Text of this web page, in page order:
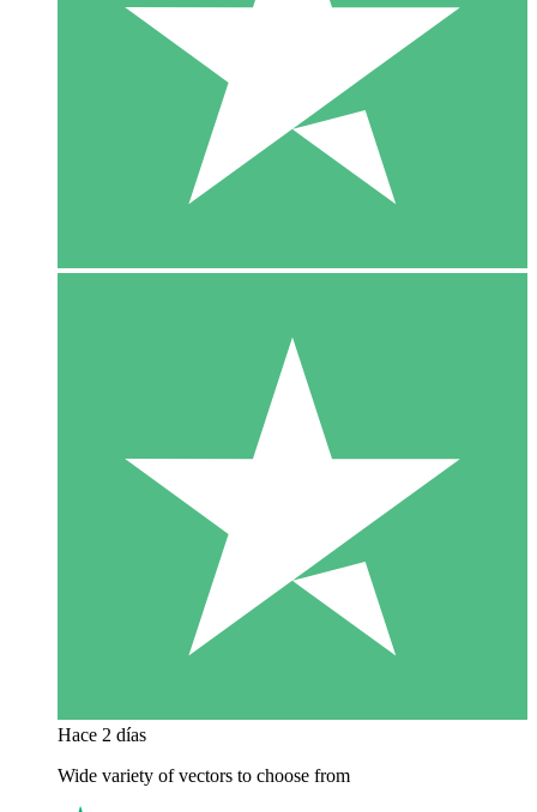
Hace 2 días
Wide variety of vectors to choose from